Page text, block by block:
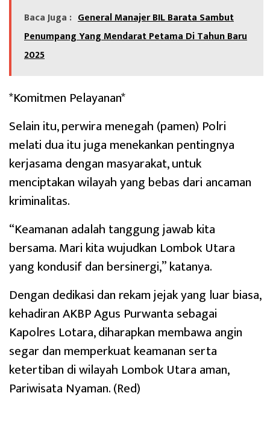
Baca Juga : General Manajer BIL Barata Sambut
Penumpang Yang Mendarat Petama Di Tahun Baru
2025
*Komitmen Pelayanan*
Selain itu, perwira menegah (pamen) Polri
melati dua itu juga menekankan pentingnya
kerjasama dengan masyarakat, untuk
menciptakan wilayah yang bebas dari ancaman
kriminalitas.
“Keamanan adalah tanggung jawab kita
bersama. Mari kita wujudkan Lombok Utara
yang kondusif dan bersinergi,” katanya.
Dengan dedikasi dan rekam jejak yang luar biasa,
kehadiran AKBP Agus Purwanta sebagai
Kapolres Lotara, diharapkan membawa angin
segar dan memperkuat keamanan serta
ketertiban di wilayah Lombok Utara aman,
Pariwisata Nyaman. (Red)